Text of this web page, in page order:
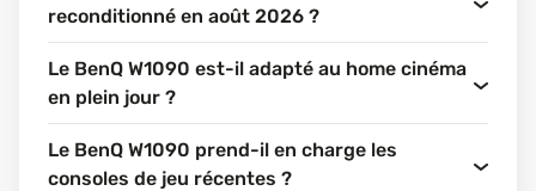
reconditionné en août 2026 ?
Le BenQ W1090 est-il adapté au home cinéma
en plein jour ?
Le BenQ W1090 prend-il en charge les
consoles de jeu récentes ?